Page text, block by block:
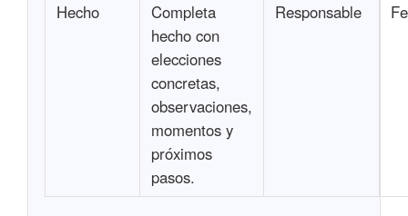
Hecho
Completa
hecho con
elecciones
concretas,
observaciones,
momentos y
próximos
pasos.
Responsable